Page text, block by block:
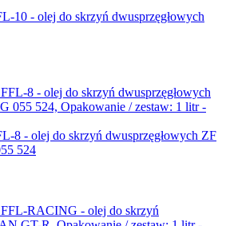
10 - olej do skrzyń dwusprzęgłowych
8 - olej do skrzyń dwusprzęgłowych ZF
524